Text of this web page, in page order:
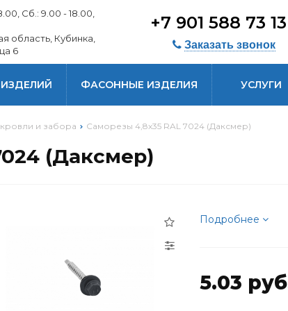
Сб.: 9.00 - 18.00,
область, Кубинка,
6
+7 901 588 73 13
Заказать звонок
ФАСОННЫЕ ИЗДЕЛИЯ УСЛУГИ
и забора Саморезы 4,8х35 RAL 7024 (Даксмер)
(Даксмер)
Подробнее
5.03